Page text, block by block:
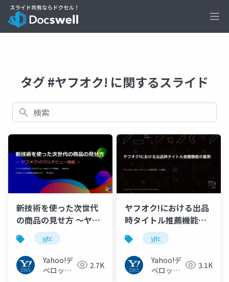
タグ #ヤフオク! に関するスライド
検索
新技術を使った次世代
の商品の見せ方 ～ヤフ
オク!のマルチビュー機
能～ #yjtc
yjtc
Yahoo!デ
ベロッパ
2.7K
ヤフオク!における出品
時タイトル推薦機能の
裏側 / YJTC19 in
Shibuya A-2 #yjtc
yjtc
Yahoo!デ
ベロッパ
3.1K